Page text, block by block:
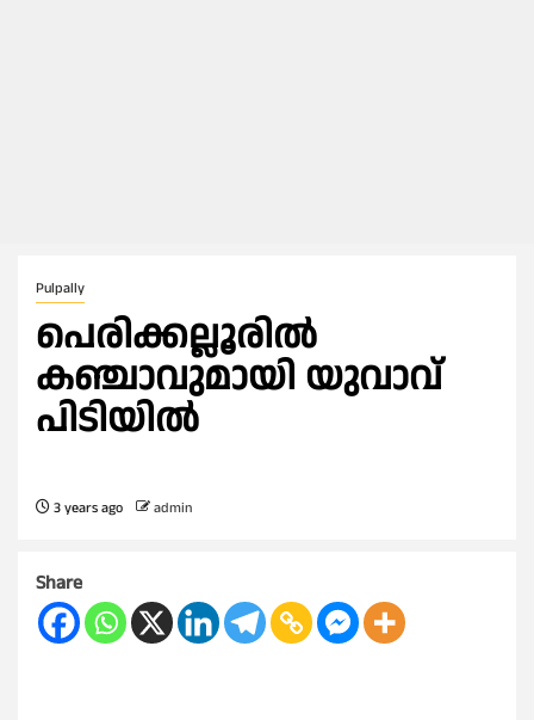
Pulpally
പെരിക്കല്ലൂരിൽ
കഞ്ചാവുമായി യുവാവ്
പിടിയിൽ
3 years ago admin
Share